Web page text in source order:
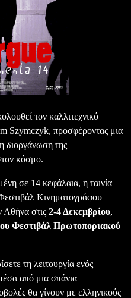
τον καλλιτεχνικό
Szymczyk, προσφέροντας μια
διοργάνωση της
κόσμο.
σε 14 κεφάλαια, η ταινία
Κινηματογράφου
Αθήνα στις 2-4 Δεκεμβρίου,
Φεστιβάλ Πρωτοποριακού
τη λειτουργία ενός
από μια σπάνια
θα γίνουν με ελληνικούς